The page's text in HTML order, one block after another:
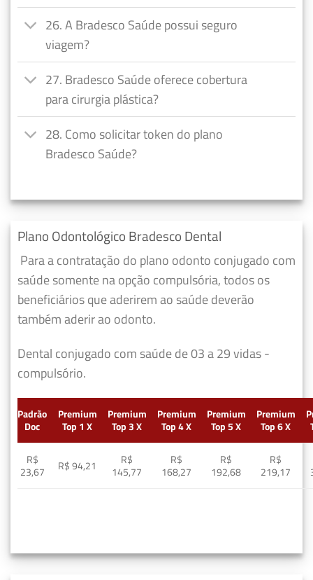
26. A Bradesco Saúde possui seguro
viagem?
27. Bradesco Saúde oferece cobertura
para cirurgia plástica?
28. Como solicitar token do plano
Bradesco Saúde?
Plano Odontológico Bradesco Dental
Para a contratação do plano odonto conjugado com
saúde somente na opção compulsória, todos os
beneficiários que aderirem ao saúde deverão
também aderir ao odonto.
Dental conjugado com saúde de 03 a 29 vidas -
compulsório.
Padrão
Doc
Premium
Top 1 X
Premium
Top 3 X
Premium
Top 4 X
Premium
Top 5 X
Premium
Top 6 X
R$
23,67
R$ 94,21
R$
145,77
R$
168,27
R$
192,68
R$
219,17